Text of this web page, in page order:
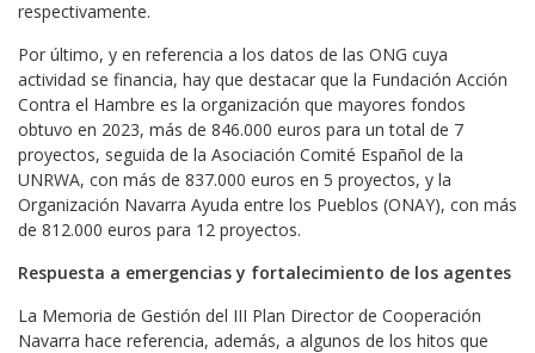
respectivamente.
Por último, y en referencia a los datos de las ONG cuya
actividad se financia, hay que destacar que la Fundación Acción
Contra el Hambre es la organización que mayores fondos
obtuvo en 2023, más de 846.000 euros para un total de 7
proyectos, seguida de la Asociación Comité Español de la
UNRWA, con más de 837.000 euros en 5 proyectos, y la
Organización Navarra Ayuda entre los Pueblos (ONAY), con más
de 812.000 euros para 12 proyectos.
Respuesta a emergencias y fortalecimiento de los agentes
La Memoria de Gestión del III Plan Director de Cooperación
Navarra hace referencia, además, a algunos de los hitos que